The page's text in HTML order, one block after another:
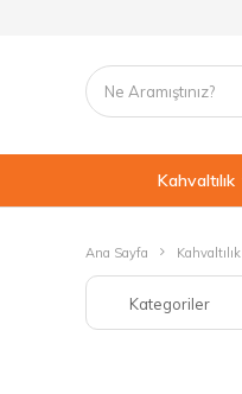
Kahvaltılık
Ana Sayfa Kahvaltılık
Kategoriler